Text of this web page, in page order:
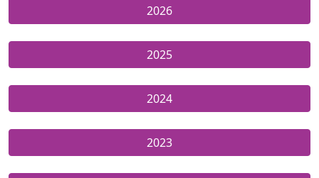
2026
2025
2024
2023